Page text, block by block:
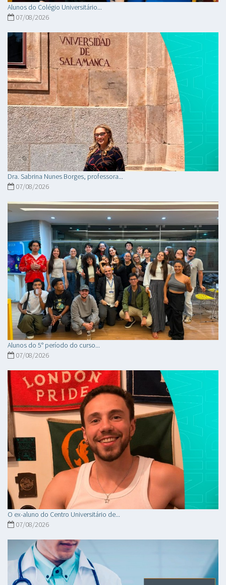
Alunos do Colégio Universitário...
07/08/2026
Dra. Sabrina Nunes Borges, professora...
07/08/2026
Alunos do 5° período do curso...
07/08/2026
O ex-aluno do Centro Universitário de...
07/08/2026